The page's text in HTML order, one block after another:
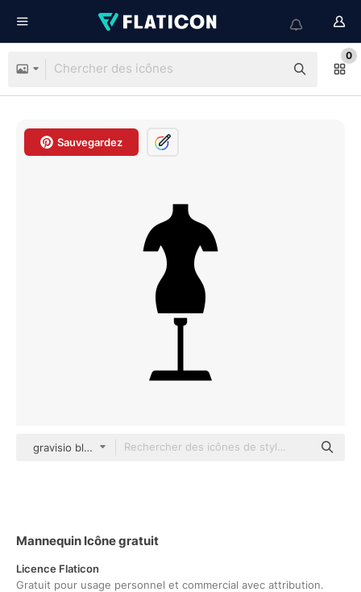
0
Sauvegardez
gravisio black fill
Mannequin Icône gratuit
Licence Flaticon
Gratuit pour usage personnel et commercial avec attribution.